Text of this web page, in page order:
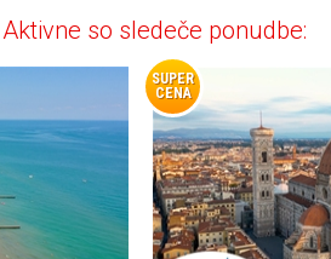
so sledeče ponudbe:
SUPER
CENA